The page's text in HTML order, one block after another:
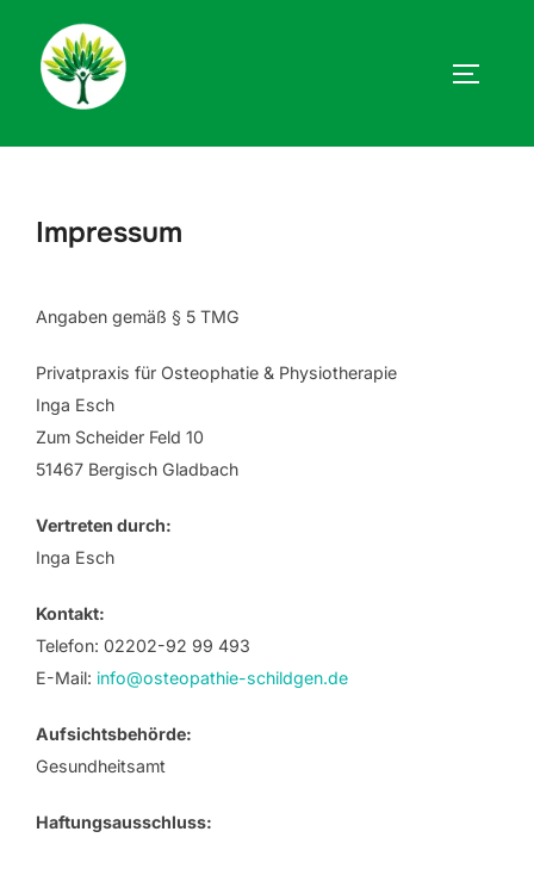
springen
Impressum
Angaben gemäß § 5 TMG
Privatpraxis für Osteophatie & Physiotherapie
Inga Esch
Zum Scheider Feld 10
51467 Bergisch Gladbach
Vertreten durch:
Inga Esch
Kontakt:
Telefon: 02202-92 99 493
E-Mail: info@osteopathie-schildgen.de
Aufsichtsbehörde:
Gesundheitsamt
Haftungsausschluss: